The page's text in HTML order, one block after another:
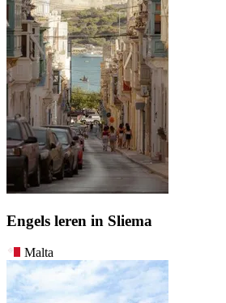
Engels leren in Sliema
Malta